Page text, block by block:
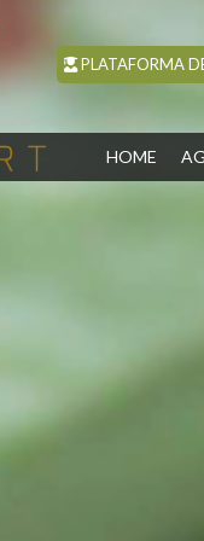
PLATAFORMA
HOME